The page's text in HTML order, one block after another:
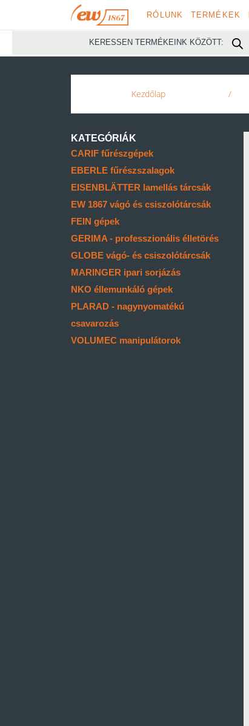
RÓLUNK TERMÉKEK
KERESSEN TERMÉKEINK KÖZÖTT:
Kezdőlap /
KATEGÓRIÁK
CARIF fűrészgépek
EBERLE fűrészszalagok
EISENBLÄTTER lamellás tárcsák
EW 1867 vágó és csiszolótárcsák
FEIN gépek
GERIMA - professzionális élletörés
GLOBE vágó- és csiszolótárcsák
MARINGER ipari sorjázás
NKO éllemunkáló gépek
PLARAD - nagynyomatékú
csavarozás
VOLUMEC manipulátorok